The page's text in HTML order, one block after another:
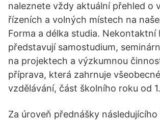
naleznete vždy aktuální přehled o
řízeních a volných místech na
Forma a délka studia. Nekontaktní
představují samostudium,
na projektech a výzkumnou
příprava, která zahrnuje
vzdělávání, část školního roku od 1.
Za úroveň přednášky